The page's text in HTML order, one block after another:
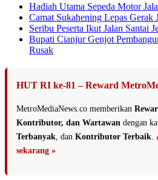
Hadiah Utama Sepeda Motor
Camat Sukahening Lepas Gerak
Seribu Peserta Ikut Jalan Santai
Bupati Cianjur Genjot
Rusak
HUT RI ke-81 – Reward
MetroMediaNews.co memberikan
Kontributor, dan Wartawan dengan
Terbanyak , dan Kontributor Terbaik
sekarang »